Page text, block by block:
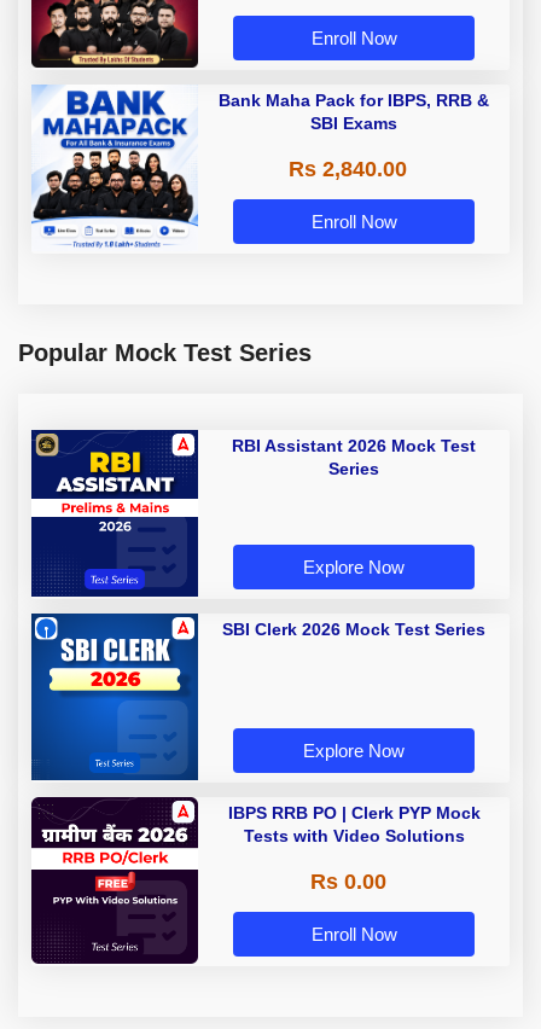
Enroll Now
Bank Maha Pack for IBPS, RRB &
SBI Exams
Rs 2,840.00
Enroll Now
Popular Mock Test Series
RBI Assistant 2026 Mock Test
Series
Explore Now
SBI Clerk 2026 Mock Test Series
Explore Now
IBPS RRB PO | Clerk PYP Mock
Tests with Video Solutions
Rs 0.00
Enroll Now